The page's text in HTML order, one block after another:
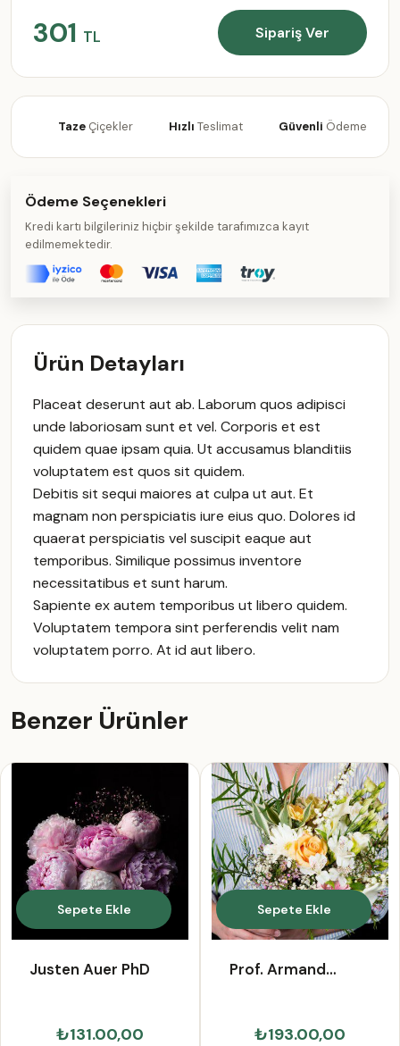
301 TL Sipariş Ver
TazeÇiçekler Hızlı Teslimat Güvenli Ödeme
Ödeme Seçenekleri
Kredi kartı bilgileriniz hiçbir şekilde tarafımızca kayıt
edilmemektedir.
Ürün Detayları
Placeat deserunt aut ab. Laborum quos adipisci
unde laboriosam sunt et vel. Corporis et est
quidem quae ipsam quia. Ut accusamus blanditiis
voluptatem est quos sit quidem.
Debitis sit sequi maiores at culpa ut aut. Et
magnam non perspiciatis iure eius quo. Dolores id
quaerat perspiciatis vel suscipit eaque aut
temporibus. Similique possimus inventore
necessitatibus et sunt harum.
Sapiente ex autem temporibus ut libero quidem.
Voluptatem tempora sint perferendis velit nam
voluptatem porro. At id aut libero.
Benzer Ürünler
Sepete Ekle
Justen Auer PhD
₺131.00,00
Sepete Ekle
Prof. Armand
₺193.00,00